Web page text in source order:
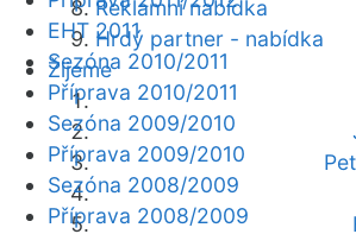
Reklamní nabídka
Hrdý partner - nabídka
Žijeme
EHT 2011
Sezóna 2010/2011
Příprava 2010/2011
Sezóna 2009/2010
Příprava 2009/2010
Sezóna 2008/2009
Příprava 2008/2009